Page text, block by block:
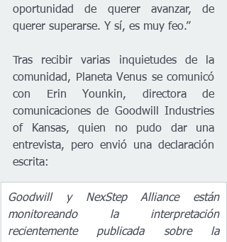
oportunidad de querer avanzar, de
querer superarse. Y sí, es muy feo.”
Tras recibir varias inquietudes de la
comunidad, Planeta Venus se comunicó
con Erin Younkin, directora de
comunicaciones de Goodwill Industries
of Kansas, quien no pudo dar una
entrevista, pero envió una declaración
escrita:
Goodwill y NexStep Alliance están
monitoreando la interpretación
recientemente publicada sobre la